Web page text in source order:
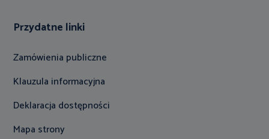
Przydatne linki
Zamówienia publiczne
Klauzula informacyjna
Deklaracja dostępności
Mapa strony